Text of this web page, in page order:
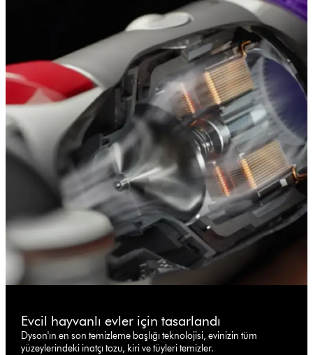
Evcil hayvanlı evler için tasarlandı
Dyson'ın en son temizleme başlığı teknolojisi, evinizin tüm
yüzeylerindeki inatçı tozu, kiri ve tüyleri temizler.